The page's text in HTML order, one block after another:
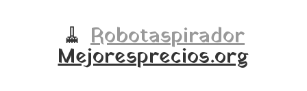
🧹 Robotaspirador
Mejoresprecios.org